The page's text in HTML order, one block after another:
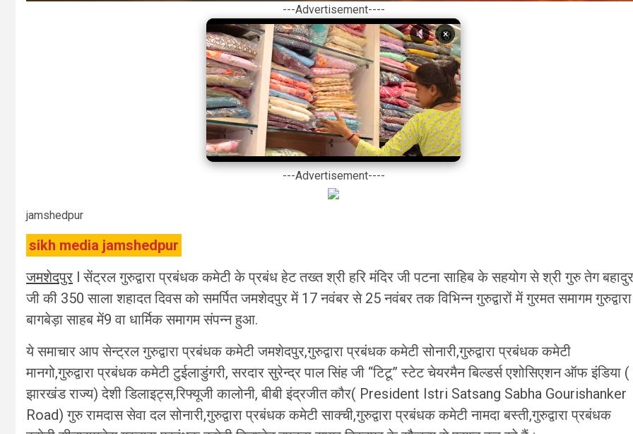
---Advertisement----
×
---Advertisement----
jamshedpur
sikh media jamshedpur
जमशेदपुर l सेंट्रल गुरुद्वारा प्रबंधक कमेटी के प्रबंध हेट तख्त श्री हरि मंदिर जी पटना साहिब के सहयोग से श्री गुरु तेग बहादुर
जी की 350 साला शहादत दिवस को समर्पित जमशेदपुर में 17 नवंबर से 25 नवंबर तक विभिन्न गुरुद्वारों में गुरमत समागम गुरुद्वारा
बागबेड़ा साहब में9 वा धार्मिक समागम संपन्न हुआ.
ये समाचार आप सेन्ट्रल गुरुद्वारा प्रबंधक कमेटी जमशेदपुर,गुरुद्वारा प्रबंधक कमेटी सोनारी,गुरुद्वारा प्रबंधक कमेटी
मानगो,गुरुद्वारा प्रबंधक कमेटी टुईलाडुंगरी, सरदार सुरेन्द्र पाल सिंह जी “टिटू” स्टेट चेयरमैन बिल्डर्स एशोसिएशन ऑफ इंडिया (
झारखंड राज्य) देशी डिलाइट्स,रिफ्यूजी कालोनी, बीबी इंद्रजीत कौर( President Istri Satsang Sabha Gourishanker
Road) गुरु रामदास सेवा दल सोनारी,गुरुद्वारा प्रबंधक कमेटी साक्ची,गुरुद्वारा प्रबंधक कमेटी नामदा बस्ती,गुरुद्वारा प्रबंधक